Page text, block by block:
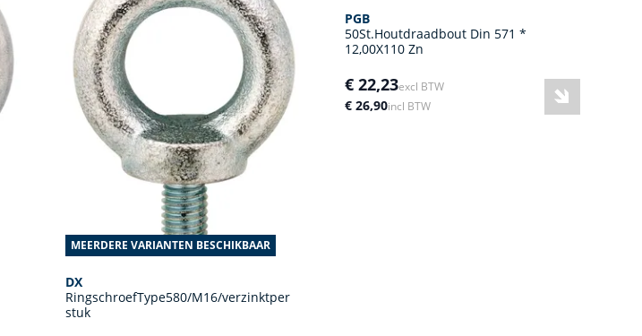
MEERDERE VARIANTEN BESCHIKBAAR
DX
RingschroefType580/M16/verzinktper
stuk
PGB
50St.Houtdraadbout Din 571 *
12,00X110 Zn
€ 22,23excl BTW
€ 26,90incl BTW